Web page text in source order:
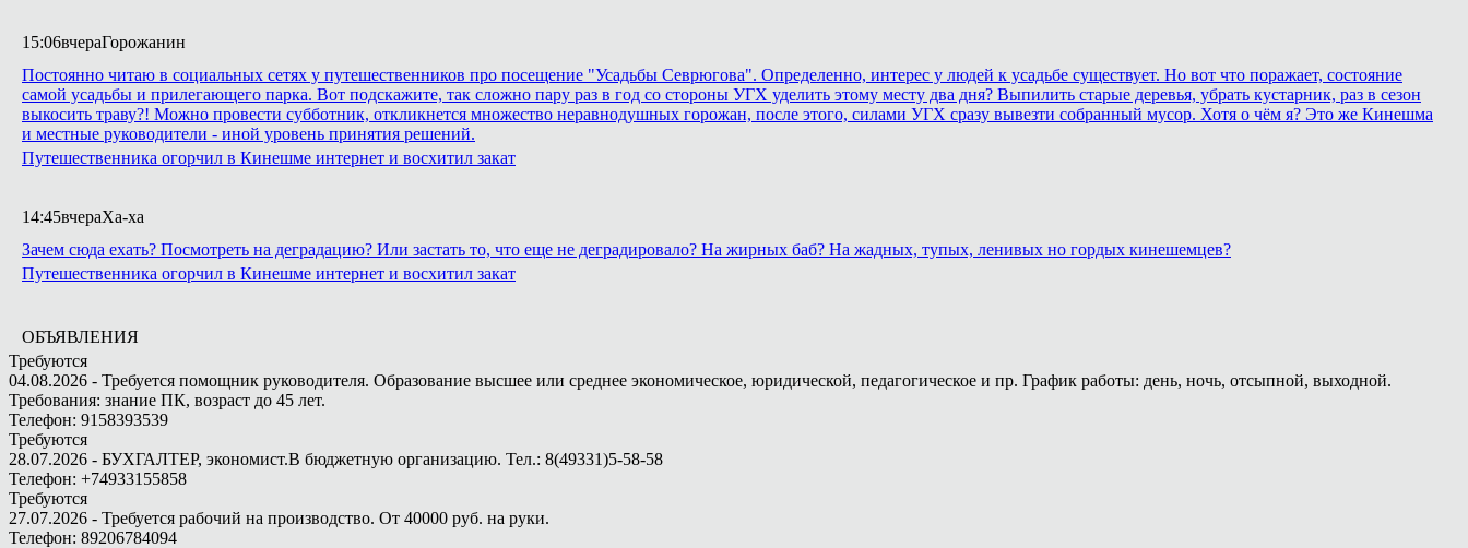
15:06вчераГорожанин
Постоянно читаю в социальных сетях у путешественников про посещение "Усадьбы Севрюгова". Определенно, интерес у людей к усадьбе существует. Но вот что поражает, состояние
самой усадьбы и прилегающего парка. Вот подскажите, так сложно пару раз в год со стороны УГХ уделить этому месту два дня? Выпилить старые деревья, убрать кустарник, раз в сезон
выкосить траву?! Можно провести субботник, откликнется множество неравнодушных горожан, после этого, силами УГХ сразу вывезти собранный мусор. Хотя о чём я? Это же Кинешма
и местные руководители - иной уровень принятия решений.
Путешественника огорчил в Кинешме интернет и восхитил закат
14:45вчераХа-ха
Зачем сюда ехать? Посмотреть на деградацию? Или застать то, что еще не деградировало? На жирных баб? На жадных, тупых, ленивых но гордых кинешемцев?
Путешественника огорчил в Кинешме интернет и восхитил закат
ОБЪЯВЛЕНИЯ
Требуются
04.08.2026 - Требуется помощник руководителя. Образование высшее или среднее экономическое, юридической, педагогическое и пр. График работы: день, ночь, отсыпной, выходной.
Требования: знание ПК, возраст до 45 лет.
Телефон: 9158393539
Требуются
28.07.2026 - БУХГАЛТЕР, экономист.В бюджетную организацию. Тел.: 8(49331)5-58-58
Телефон: +74933155858
Требуются
27.07.2026 - Требуется рабочий на производство. От 40000 руб. на руки.
Телефон: 89206784094